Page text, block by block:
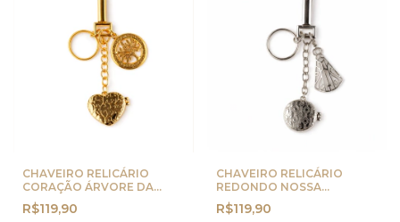
CHAVEIRO RELICÁRIO
CORAÇÃO ÁRVORE DA
VIDA OURO
R$119,90
CHAVEIRO RELICÁRIO
REDONDO NOSSA
SENHORA PRATA
R$119,90